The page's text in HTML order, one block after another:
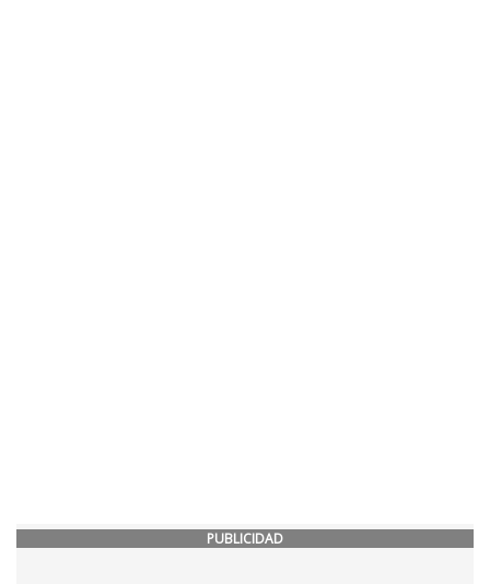
PUBLICIDAD